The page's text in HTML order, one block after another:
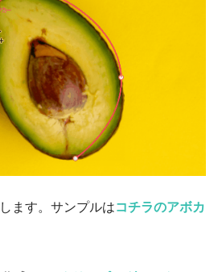
ます。サンプルはコチラのアボカ